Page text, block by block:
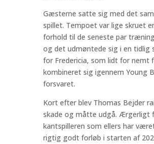
Gæsterne satte sig med det
spillet. Tempoet var lige skruet
forhold til de seneste par
og det udmøntede sig i en tidlig
for Fredericia, som lidt for nemt
kombineret sig igennem Young
forsvaret.
Kort efter blev Thomas Bejder
skade og måtte udgå. Ærgerligt
kantspilleren som ellers har
rigtig godt forløb i starten af